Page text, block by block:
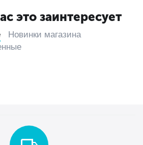
это заинтересует
Новинки магазина